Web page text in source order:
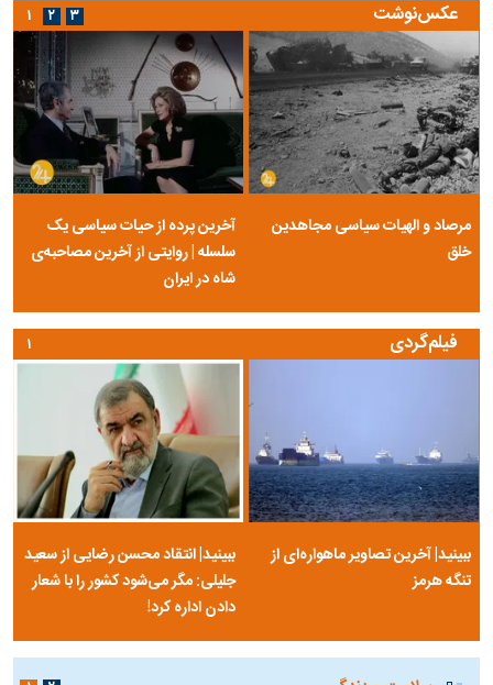
عکس‌نوشت
مرصاد و الهیات سیاسی مجاهدین
خلق
آخرین پرده از حیات سیاسی یک
سلسله | روایتی از آخرین مصاحبه‌ی
شاه در ایران
۱ ۲ ۳
فیلم‌گردی
ببینید| آخرین تصاویر ماهواره‌ای از
تنگه‌ هرمز
ببینید| انتقاد محسن رضایی از سعید
جلیلی: مگر می‌شود کشور را با شعار
دادن اداره کرد!
۱